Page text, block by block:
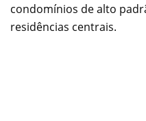
condomínios de alto
residências centrais.